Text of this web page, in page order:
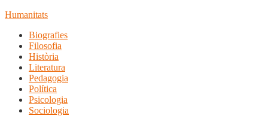
Humanitats
Biografies
Filosofia
Història
Literatura
Pedagogia
Política
Psicologia
Sociologia